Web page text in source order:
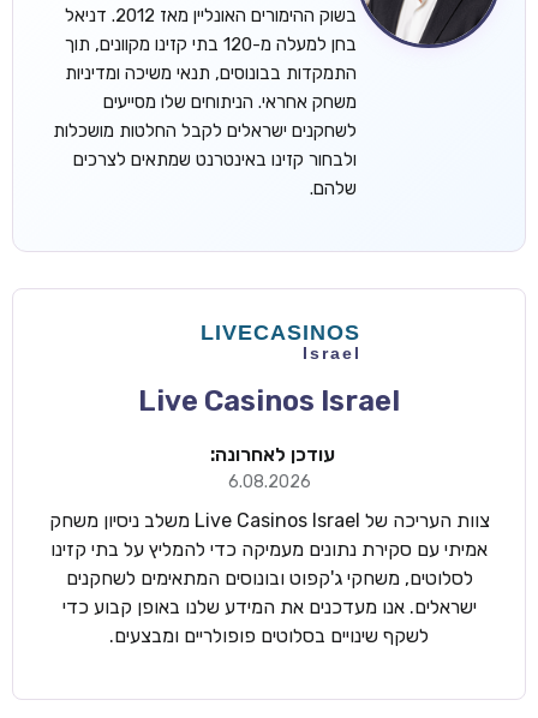
בשוק ההימורים האונליין מאז 2012. דניאל
בחן למעלה מ-120 בתי קזינו מקוונים, תוך
התמקדות בבונוסים, תנאי משיכה ומדיניות
משחק אחראי. הניתוחים שלו מסייעים
לשחקנים ישראלים לקבל החלטות מושכלות
ולבחור קזינו באינטרנט שמתאים לצרכים
שלהם.
Live Casinos Israel
עודכן לאחרונה:
6.08.2026
צוות העריכה של Live Casinos Israel משלב ניסיון משחק
אמיתי עם סקירת נתונים מעמיקה כדי להמליץ על בתי קזינו
לסלוטים, משחקי ג'קפוט ובונוסים המתאימים לשחקנים
ישראלים. אנו מעדכנים את המידע שלנו באופן קבוע כדי
לשקף שינויים בסלוטים פופולריים ומבצעים.